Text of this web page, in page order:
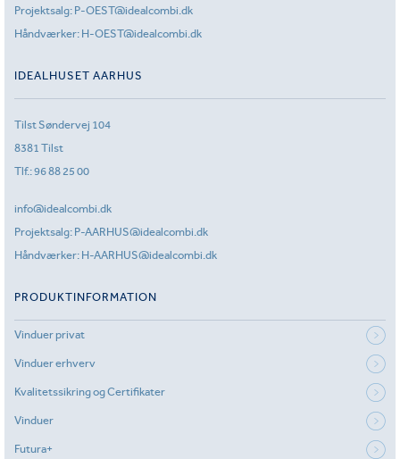
Projektsalg: P-OEST@idealcombi.dk
Håndværker: H-OEST@idealcombi.dk
IDEALHUSET AARHUS
Tilst Søndervej 104
8381 Tilst
Tlf.:96 88 25 00
info@idealcombi.dk
Projektsalg: P-AARHUS@idealcombi.dk
Håndværker: H-AARHUS@idealcombi.dk
PRODUKTINFORMATION
Vinduer privat
Vinduer erhverv
Kvalitetssikring og Certifikater
Vinduer
Futura+